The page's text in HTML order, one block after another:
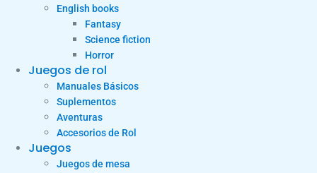
English books
Fantasy
Science fiction
Horror
Juegos de rol
Manuales Básicos
Suplementos
Aventuras
Accesorios de Rol
Juegos
Juegos de mesa